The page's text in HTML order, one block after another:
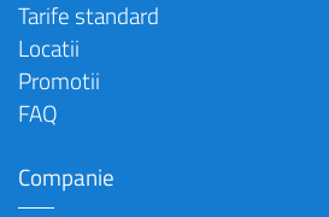
Tarife standard
Locatii
Promotii
FAQ
Companie